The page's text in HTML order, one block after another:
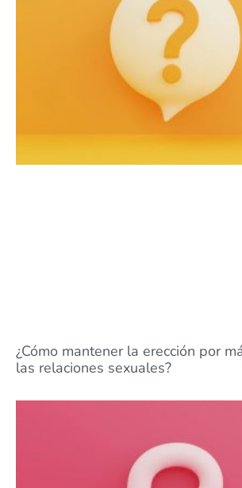
¿Cómo mantener la erección por
las relaciones sexuales?